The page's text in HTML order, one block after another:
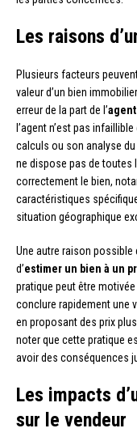
Les raisons
Plusieurs facteurs
valeur d’un bien
erreur de la part de l’
l’agent n’est pas
calculs ou son analyse
ne dispose pas de toutes
correctement le bien,
caractéristiques
situation géographique
Une autre raison possible
d’estimer un bien à un
pratique peut être
conclure rapidement une
en proposant des prix
noter que cette pratique
avoir des conséquences
Les impacts
sur le vendeur